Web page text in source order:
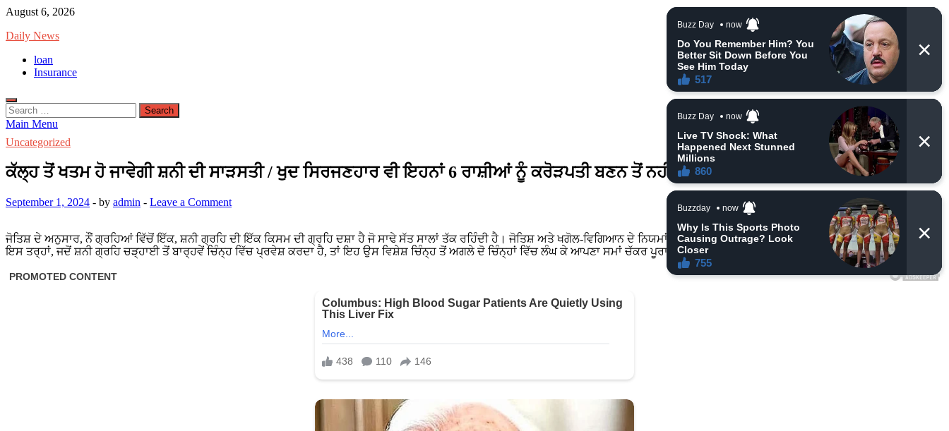
Skip
content
August 6, 2026
Daily News
loan
Insurance
Search
for:
Main Menu
Uncategorized
ਕੱਲ੍ਹ ਤੋਂ ਖਤਮ ਹੋ ਜਾਵੇਗੀ ਸ਼ਨੀ ਦੀ ਸਾੜਸਤੀ / ਖੁਦ ਸਿਰਜਣਹਾਰ ਵੀ ਇਹਨਾਂ 6 ਰਾਸ਼ੀਆਂ ਨੂੰ ਕਰੋੜਪਤੀ ਬਣਨ ਤੋਂ ਨਹੀਂ ਰੋਕ ਸਕਦਾ
September 1, 2024 - by admin - Leave a Comment
ਜੋਤਿਸ਼ ਦੇ ਅਨੁਸਾਰ, ਨੌਂ ਗ੍ਰਹਿਆਂ ਵਿੱਚੋਂ ਇੱਕ, ਸ਼ਨੀ ਗ੍ਰਹਿ ਦੀ ਇੱਕ ਕਿਸਮ ਦੀ ਗ੍ਰਹਿ ਦਸ਼ਾ ਹੈ ਜੋ ਸਾਢੇ ਸੱਤ ਸਾਲਾਂ ਤੱਕ ਰਹਿੰਦੀ ਹੈ। ਜੋਤਿਸ਼ ਅਤੇ ਖਗੋਲ-ਵਿਗਿਆਨ ਦੇ ਨਿਯਮਾਂ ਅਨੁਸਾਰ ਸਾਰੇ ਗ੍ਰਹਿ ਇੱਕ ਰਾਸ਼ੀ ਤੋਂ ਦੂਜੀ ਰਾਸ਼ੀ ਵਿੱਚ ਚਲੇ ਜਾਂਦੇ ਹਨ।
ਇਸ ਤਰ੍ਹਾਂ, ਜਦੋਂ ਸ਼ਨੀ ਗ੍ਰਹਿ ਚੜ੍ਹਾਈ ਤੋਂ ਬਾਰ੍ਹਵੇਂ ਚਿੰਨ੍ਹ ਵਿੱਚ ਪ੍ਰਵੇਸ਼ ਕਰਦਾ ਹੈ, ਤਾਂ ਇਹ ਉਸ ਵਿਸ਼ੇਸ਼ ਚਿੰਨ੍ਹ ਤੋਂ ਅਗਲੇ ਦੋ ਚਿੰਨ੍ਹਾਂ ਵਿੱਚ ਲੰਘ ਕੇ ਆਪਣਾ ਸਮਾਂ ਚੱਕਰ ਪੂਰਾ ਕਰਦਾ ਹੈ।